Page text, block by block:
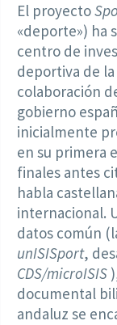
El proyecto
«deporte») ha
centro de
deportiva de la
colaboración
gobierno
inicialmente
en su primera
finales antes
habla
internacional.
datos común
unISISport,
CDS/microISIS
documental
andaluz se